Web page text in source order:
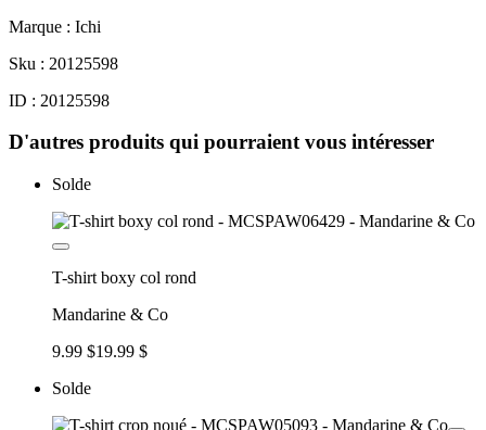
Marque : Ichi
Sku : 20125598
ID : 20125598
D'autres produits qui pourraient vous intéresser
Solde
T-shirt boxy col rond
Mandarine & Co
9.99 $19.99 $
Solde